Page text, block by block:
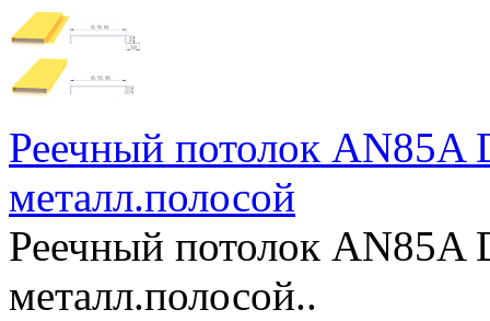
Реечный потолок AN85A
металл.полосой
Реечный потолок AN85A
металл.полосой..